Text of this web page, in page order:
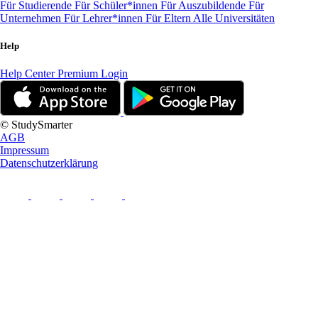
Für Studierende Für Schüler*innen Für Auszubildende Für
Unternehmen Für Lehrer*innen Für Eltern Alle Universitäten
Help
Help CenterPremium Login
© StudySmarter
AGB
Impressum
Datenschutzerklärung